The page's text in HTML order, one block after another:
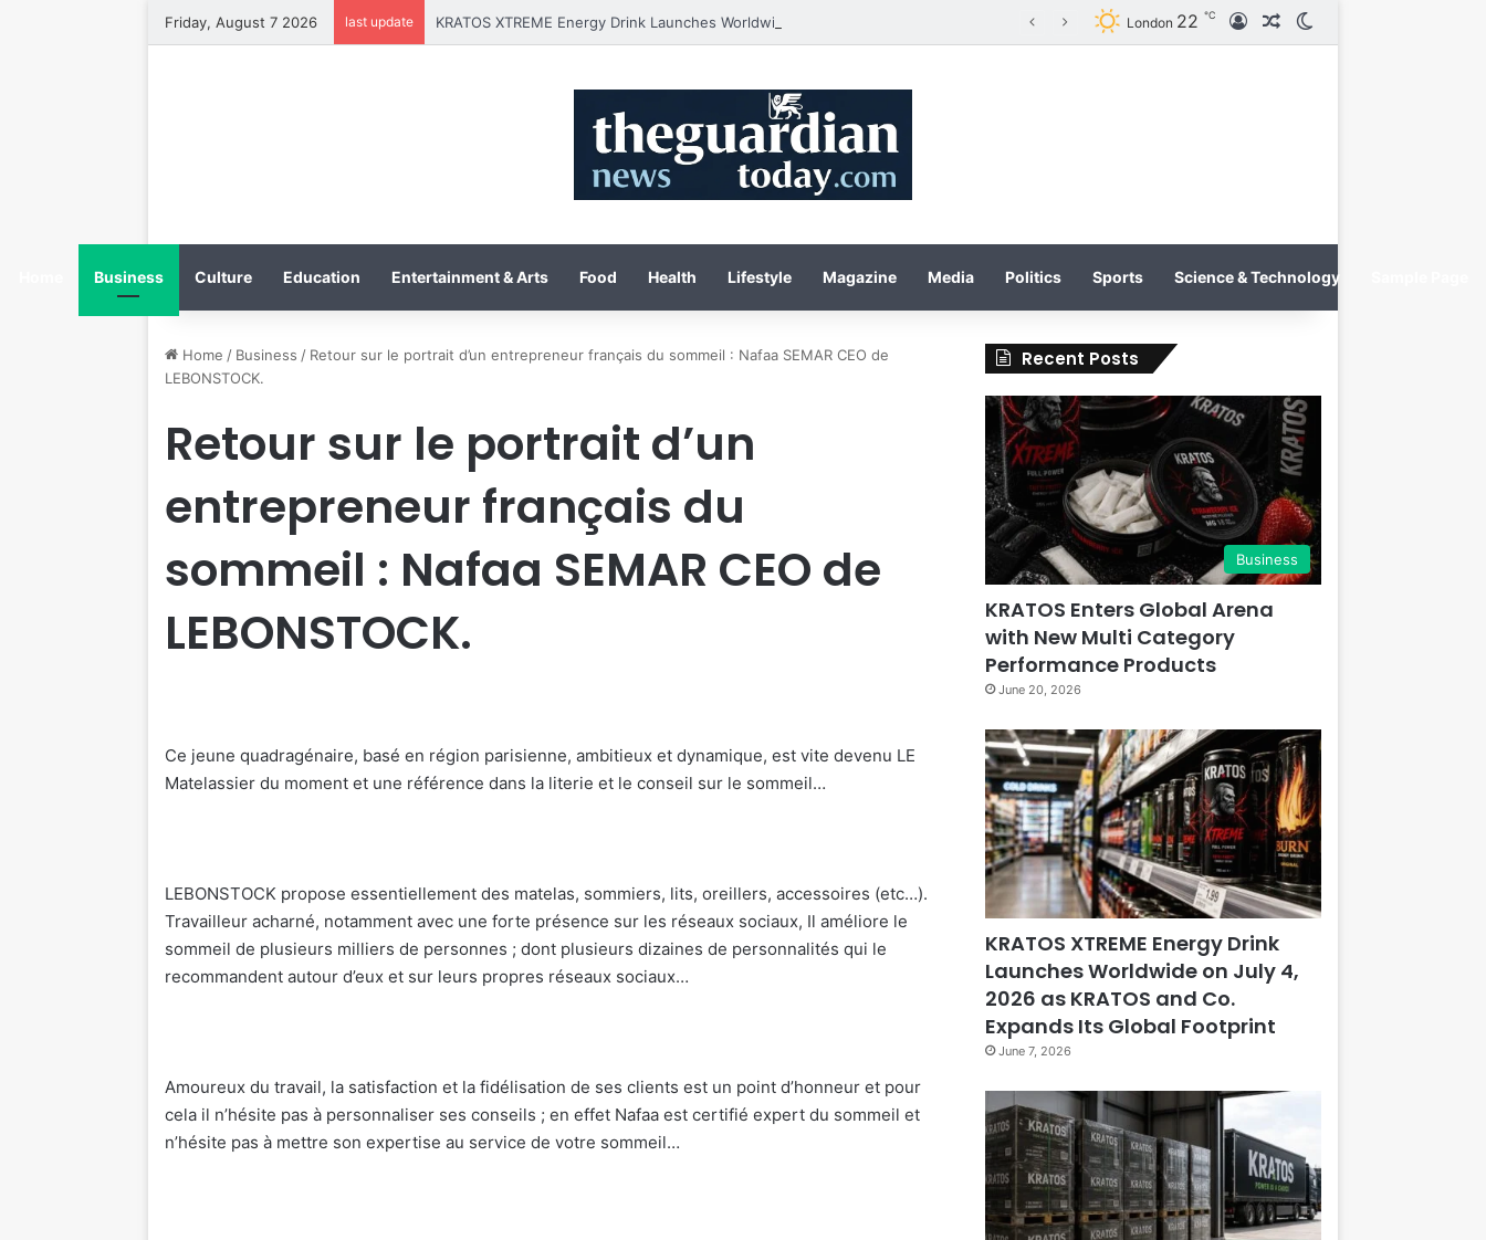
Friday, August 7 2026 last update London 22 ℃ Log InRandom Article
Business Culture Education Entertainment & Arts Food Health Lifestyle Magazine Media Politics Sports Science & Technology
Home / Business / Retour sur le portrait d’un entrepreneur français du sommeil : Nafaa SEMAR CEO de
LEBONSTOCK.
Retour sur le portrait d’un
entrepreneur français du
sommeil : Nafaa SEMAR CEO de
LEBONSTOCK.
Ce jeune quadragénaire, basé en région parisienne, ambitieux et dynamique, est vite devenu LE
Matelassier du moment et une référence dans la literie et le conseil sur le sommeil…
LEBONSTOCK propose essentiellement des matelas, sommiers, lits, oreillers, accessoires (etc…).
Travailleur acharné, notamment avec une forte présence sur les réseaux sociaux, Il améliore le
sommeil de plusieurs milliers de personnes ; dont plusieurs dizaines de personnalités qui le
recommandent autour d’eux et sur leurs propres réseaux sociaux…
Amoureux du travail, la satisfaction et la fidélisation de ses clients est un point d’honneur et pour
cela il n’hésite pas à personnaliser ses conseils ; en effet Nafaa est certifié expert du sommeil et
n’hésite pas à mettre son expertise au service de votre sommeil…
Recent Posts
Business
KRATOS Enters Global Arena
with New Multi Category
Performance Products
June 20, 2026
KRATOS XTREME Energy Drink
Launches Worldwide on July 4,
2026 as KRATOS and Co.
Expands Its Global Footprint
June 7, 2026